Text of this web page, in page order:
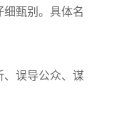
甄别。具体名
误导公众、谋